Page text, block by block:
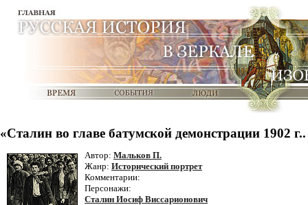
«Сталин во главе батумской демонстрации 1902
Автор: Мальков П.
Жанр: Исторический портрет
Комментарии:
Персонажи:
Сталин Иосиф Виссарионович